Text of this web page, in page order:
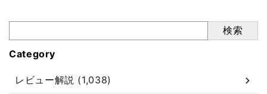
検索
Category
レビュー解説 (1,038)